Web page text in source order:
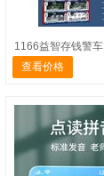
1166益智存钱警车
查看价格